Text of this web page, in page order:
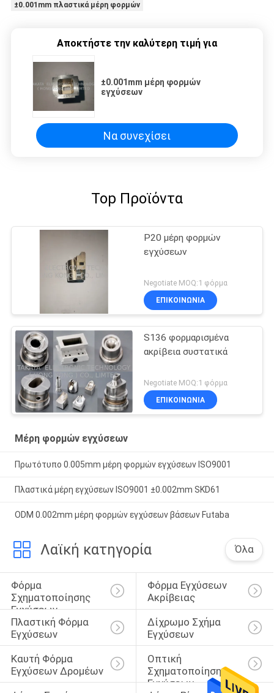
±0.001mm πλαστικά μέρη φορμών
Αποκτήστε την καλύτερη τιμή για
±0.001mm μέρη φορμών
εγχύσεων
Να συνεχίσει
Top Προϊόντα
P20 μέρη φορμών
εγχύσεων
Negotiate MOQ:1 φόρμα
ΕΠΙΚΟΙΝΩΝΊΑ
S136 φορμαρισμένα
ακρίβεια συστατικά
Negotiate MOQ:1 φόρμα
ΕΠΙΚΟΙΝΩΝΊΑ
Μέρη φορμών εγχύσεων
Πρωτότυπο 0.005mm μέρη φορμών εγχύσεων ISO9001
Πλαστικά μέρη εγχύσεων ISO9001 ±0.002mm SKD61
ODM 0.002mm μέρη φορμών εγχύσεων βάσεων Futaba
Λαϊκή κατηγορία Όλα
Φόρμα
Σχηματοποίησης
Εγχύσεων
Φόρμα Εγχύσεων
Ακρίβειας
Πλαστική Φόρμα
Εγχύσεων
Δίχρωμο Σχήμα
Εγχύσεων
Καυτή Φόρμα
Εγχύσεων Δρομέων
Οπτική
Σχηματοποίηση
Εγχύσεων